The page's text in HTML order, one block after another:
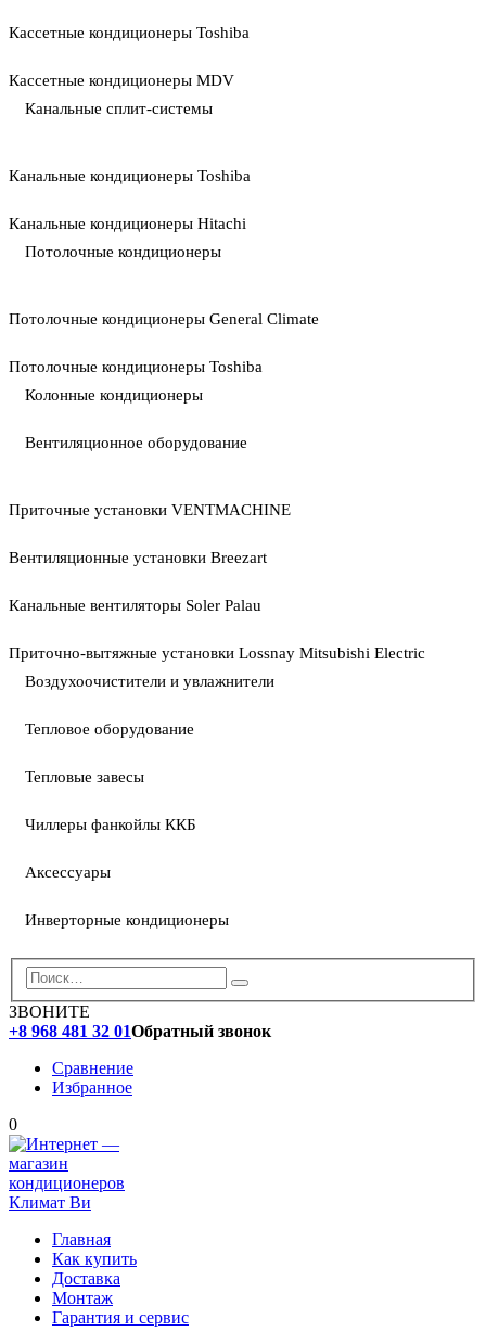
Кассетные кондиционеры Toshiba
Кассетные кондиционеры MDV
Канальные сплит-системы
Канальные кондиционеры Toshiba
Канальные кондиционеры Hitachi
Потолочные кондиционеры
Потолочные кондиционеры General Climate
Потолочные кондиционеры Toshiba
Колонные кондиционеры
Вентиляционное оборудование
Приточные установки VENTMACHINE
Вентиляционные установки Breezart
Канальные вентиляторы Soler Palau
Приточно-вытяжные установки Lossnay Mitsubishi Electric
Воздухоочистители и увлажнители
Тепловое оборудование
Тепловые завесы
Чиллеры фанкойлы ККБ
Аксессуары
Инверторные кондиционеры
ЗВОНИТЕ
+8 968 481 32 01Обратный звонок
Сравнение
Избранное
0
Главная
Как купить
Доставка
Монтаж
Гарантия и сервис